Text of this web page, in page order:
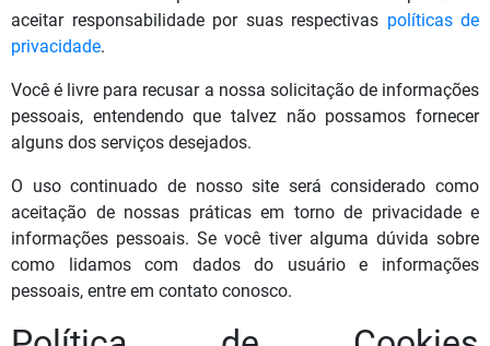
aceitar responsabilidade por suas respectivas políticas de
privacidade.
Você é livre para recusar a nossa solicitação de informações
pessoais, entendendo que talvez não possamos fornecer
alguns dos serviços desejados.
O uso continuado de nosso site será considerado como
aceitação de nossas práticas em torno de privacidade e
informações pessoais. Se você tiver alguma dúvida sobre
como lidamos com dados do usuário e informações
pessoais, entre em contato conosco.